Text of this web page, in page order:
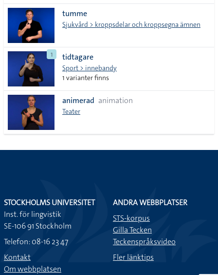
tumme
Sjukvård > kroppsdelar och kroppsegna ämnen
1 tidtagare
Sport > innebandy
1 varianter finns
animerad animation
Teater
STOCKHOLMS UNIVERSITET
Inst. för lingvistik
SE-106 91 Stockholm
Telefon: 08-16 23 47
Kontakt
Om webbplatsen
ANDRA WEBBPLATSER
STS-korpus
Gilla Tecken
Teckenspråksvideo
Fler länktips